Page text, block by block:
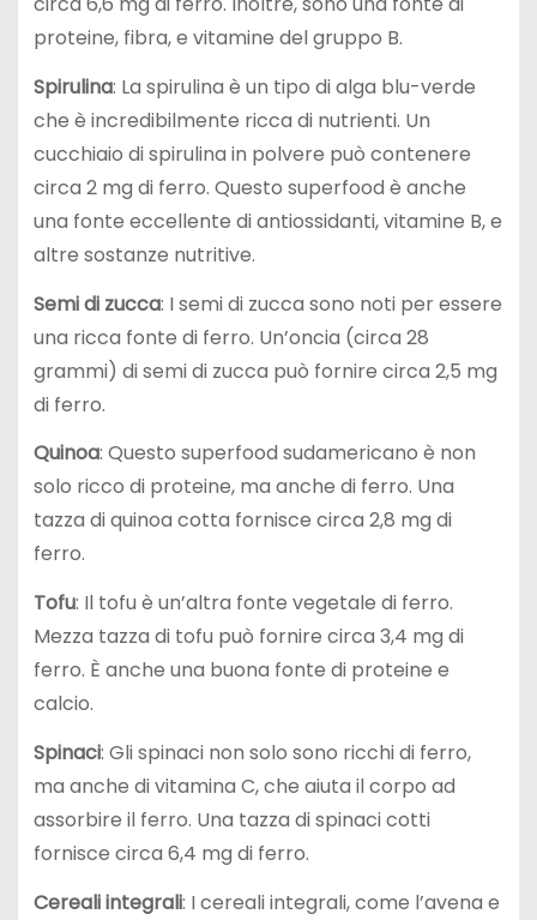
proteine, fibra, e vitamine del gruppo B.
Spirulina: La spirulina è un tipo di alga blu-verde
che è incredibilmente ricca di nutrienti. Un
cucchiaio di spirulina in polvere può contenere
circa 2 mg di ferro. Questo superfood è anche
una fonte eccellente di antiossidanti, vitamine B, e
altre sostanze nutritive.
Semi di zucca: I semi di zucca sono noti per essere
una ricca fonte di ferro. Un’oncia (circa 28
grammi) di semi di zucca può fornire circa 2,5 mg
di ferro.
Quinoa: Questo superfood sudamericano è non
solo ricco di proteine, ma anche di ferro. Una
tazza di quinoa cotta fornisce circa 2,8 mg di
ferro.
Tofu: Il tofu è un’altra fonte vegetale di ferro.
Mezza tazza di tofu può fornire circa 3,4 mg di
ferro. È anche una buona fonte di proteine e
calcio.
Spinaci: Gli spinaci non solo sono ricchi di ferro,
ma anche di vitamina C, che aiuta il corpo ad
assorbire il ferro. Una tazza di spinaci cotti
fornisce circa 6,4 mg di ferro.
Cereali integrali: I cereali integrali, come l’avena e